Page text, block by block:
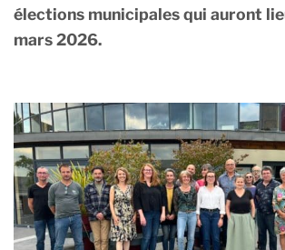
élections municipales qui auront
mars 2026.